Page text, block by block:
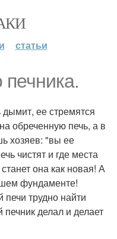
статьи
дымит, ее стремятся
обреченную печь, а в
хозяев: "вы ее
чистят и где места
она как новая! А
фундаменте!
трудно найти
делал и делает